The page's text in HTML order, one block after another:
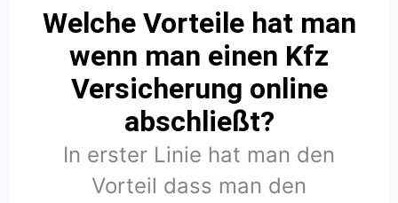
Welche Vorteile hat man
wenn man einen Kfz
Versicherung online
abschließt?
In erster Linie hat man den
Vorteil dass man den